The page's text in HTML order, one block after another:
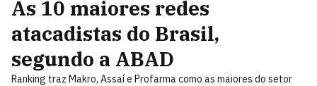
As 10 maiores redes
atacadistas do Brasil,
segundo a ABAD
Ranking traz Makro, Assaí e Profarma como as maiores do setor